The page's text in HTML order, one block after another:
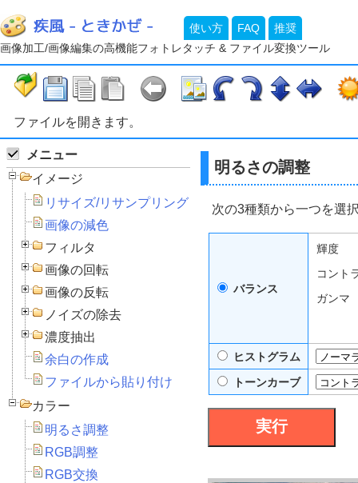
画像加工/画像編集の高機能フォトレタッチ & ファイル変換ツール
使い方 FAQ 推奨
ファイルを開きます。
メニュー
イメージ
リサイズ/リサンプリング
画像の減色
フィルタ
画像の回転
画像の反転
ノイズの除去
濃度抽出
余白の作成
ファイルから貼り付け
カラー
明るさ調整
RGB調整
RGB交換
明るさの調整
次の3種類から一つを選
バランス
輝度
コント
ガンマ
ヒストグラム
トーンカーブ